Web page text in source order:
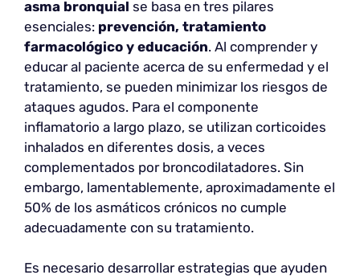
asma bronquial se basa en tres pilares
esenciales: prevención, tratamiento
farmacológico y educación. Al comprender y
educar al paciente acerca de su enfermedad y el
tratamiento, se pueden minimizar los riesgos de
ataques agudos. Para el componente
inflamatorio a largo plazo, se utilizan corticoides
inhalados en diferentes dosis, a veces
complementados por broncodilatadores. Sin
embargo, lamentablemente, aproximadamente el
50% de los asmáticos crónicos no cumple
adecuadamente con su tratamiento.
Es necesario desarrollar estrategias que ayuden